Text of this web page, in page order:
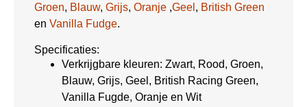
Groen, Blauw, Grijs, Oranje ,Geel , British Green
en Vanilla Fudge.
Specificaties:
Verkrijgbare kleuren: Zwart, Rood, Groen,
Blauw, Grijs, Geel, British Racing Green,
Vanilla Fugde, Oranje en Wit